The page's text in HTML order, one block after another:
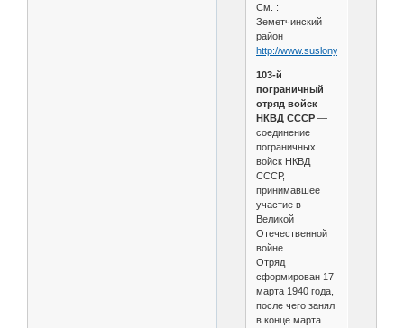
См. :
Земетчинский
район
http://www.suslony.ru/
103-й
пограничный
отряд войск
НКВД СССР—
соединение
пограничных
войск НКВД
СССР,
принимавшее
участие в
Великой
Отечественной
войне.
Отряд
сформирован 17
марта 1940 года,
после чего занял
в конце марта